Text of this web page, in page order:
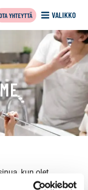
VALIKKO
YHTEYTTÄ
kun olet
tai haluat tehdä